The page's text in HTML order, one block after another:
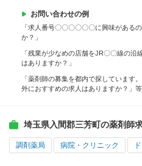
お問い合わせの例
「求人番号〇〇〇〇〇〇に興味がある
か？」
「残業が少なめの店舗をJR〇〇線の
はありますか？」
「薬剤師の募集を都内で探しています
外におすすめの求人はありますか？」等
埼玉県入間郡三芳町の薬剤師
調剤薬局 病院・クリニック